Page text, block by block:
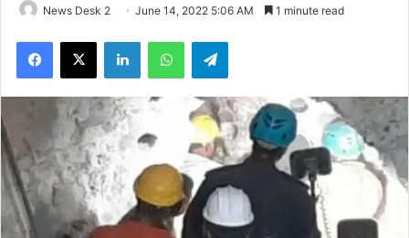
News Desk 2 June 14, 2022 5:06 AM 1 minute read